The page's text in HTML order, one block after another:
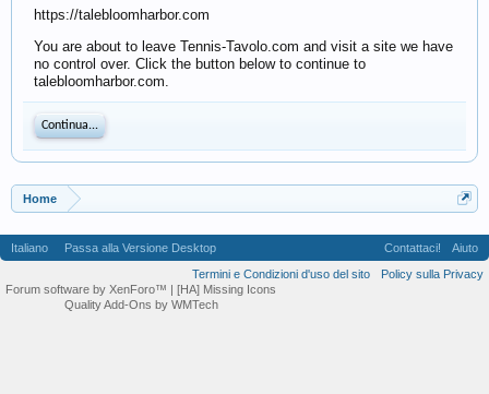
https://talebloomharbor.com
You are about to leave Tennis-Tavolo.com and visit a site we have
no control over. Click the button below to continue to
talebloomharbor.com.
Continua...
Home
Italiano Passa alla Versione Desktop Contattaci!
Aiuto
Termini e Condizioni d'uso del sito
Policy sulla Privacy
Forum software by XenForo™ | [HA] Missing Icons
Quality Add-Ons by WMTech